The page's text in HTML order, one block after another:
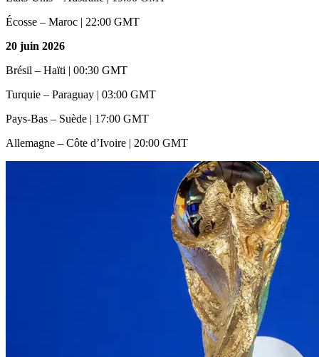
Écosse – Maroc | 22:00 GMT
20 juin 2026
Brésil – Haïti | 00:30 GMT
Turquie – Paraguay | 03:00 GMT
Pays-Bas – Suède | 17:00 GMT
Allemagne – Côte d’Ivoire | 20:00 GMT